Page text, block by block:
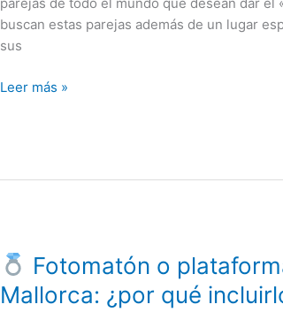
buscan estas parejas además de un lugar
sus
un
imprescindible
para
Leer más »
Fotomatón o
Mallorca: ¿por qué
Fotomatón
o